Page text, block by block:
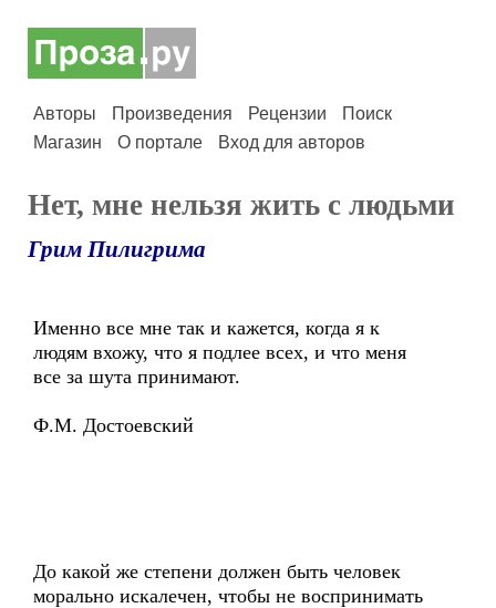
Авторы Произведения Рецензии
Поиск
Магазин
О портале Вход для авторов
Нет, мне нельзя жить с людьми
Грим Пилигрима
Именно все мне так и кажется, когда я к
людям вхожу, что я подлее всех, и что меня
все за шута принимают.
Ф.М. Достоевский
До какой же степени должен быть человек
морально искалечен, чтобы не воспринимать